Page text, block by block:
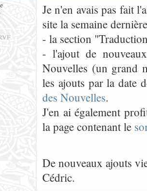
Je n'en avais pas fait
site la semaine
- la section
- l'ajout de
Nouvelles (un grand
les ajouts par la date
des Nouvelles.
J'en ai également
la page contenant le
De nouveaux ajouts
Cédric.